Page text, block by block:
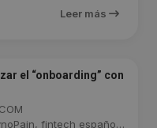
Leer más
el “onboarding” con
fintech española